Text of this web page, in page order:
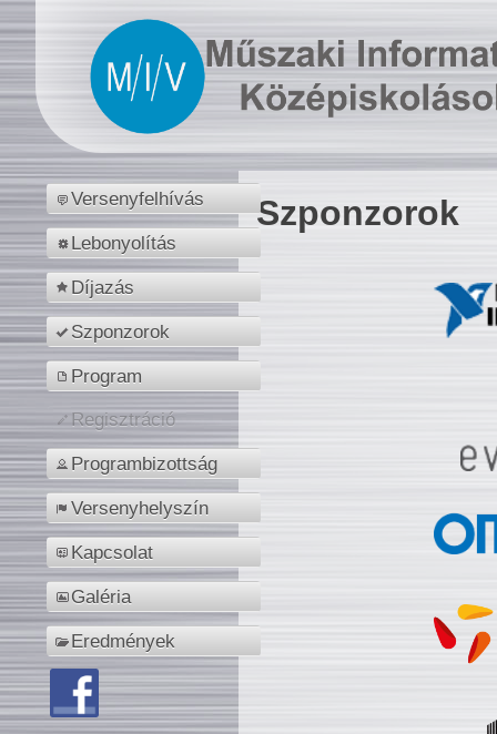
Versenyfelhívás
Lebonyolítás
Díjazás
Szponzorok
Program
Regisztráció
Programbizottság
Versenyhelyszín
Kapcsolat
Galéria
Eredmények
Szponzorok